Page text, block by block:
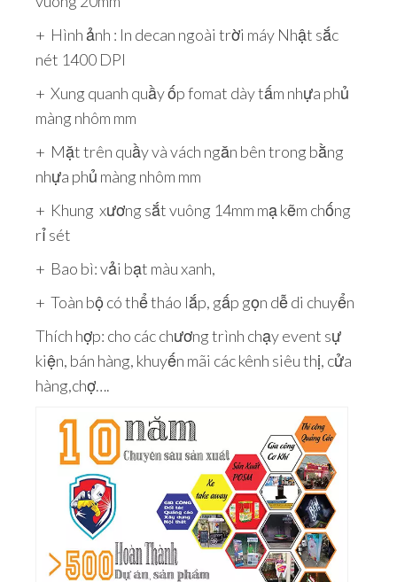
+ Hình ảnh : In decan ngoài trời máy Nhật sắc
nét 1400 DPI
+ Xung quanh quầy ốp fomat dày tấm nhựa phủ
màng nhôm mm
+ Mặt trên quầy và vách ngăn bên trong bằng
nhựa phủ màng nhôm mm
+ Khung xương sắt vuông 14mm mạ kẽm chống
rỉ sét
+ Bao bì: vải bạt màu xanh,
+ Toàn bộ có thể tháo lắp, gấp gọn dễ di chuyển
Thích hợp: cho các chương trình chạy event sự
kiện, bán hàng, khuyến mãi các kênh siêu thị, cửa
hàng,chợ….